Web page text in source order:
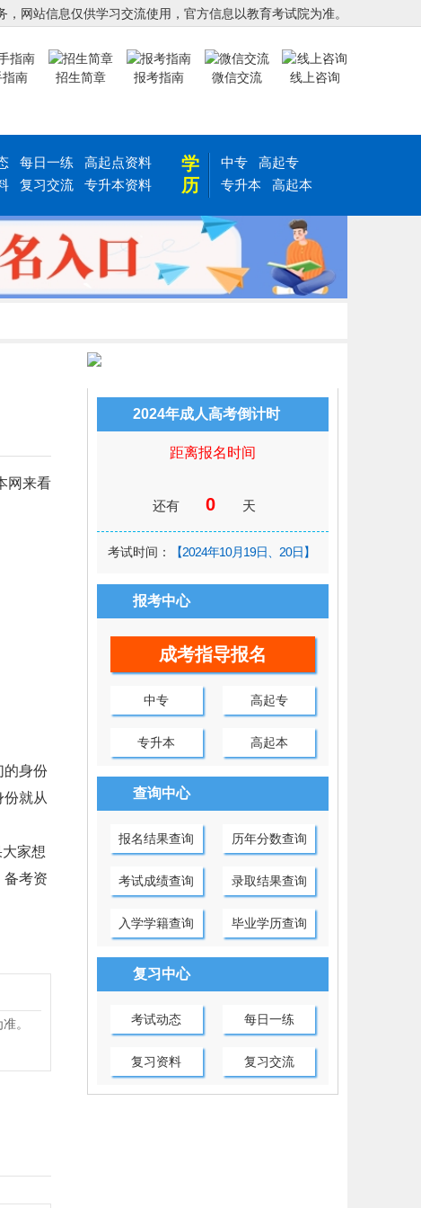
网站信息仅供学习交流使用，官方信息以教育考试院为准。
指南 招生简章 报考指南 微信交流 线上咨询
每日一练
高起点资料
复习交流 专升本资料
学
历
中专
高起专
专升本
高起本
网来看
身份
就从
家想
备考资
。
2024年成人高考倒计时
距离报名时间
还有 0 天
考试时间： 【2024年10月19日、20日】
报考中心
成考指导报名
中专 高起专
专升本 高起本
查询中心
报名结果查询 历年分数查询
考试成绩查询 录取结果查询
入学学籍查询 毕业学历查询
复习中心
考试动态 每日一练
复习资料 复习交流